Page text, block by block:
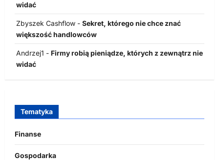
widać
Zbyszek Cashflow - Sekret, którego nie chce znać
większość handlowców
Andrzej1 - Firmy robią pieniądze, których z zewnątrz nie
widać
Tematyka
Finanse
Gospodarka